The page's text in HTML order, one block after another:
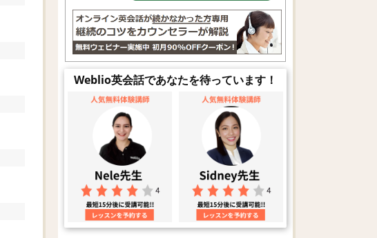
Weblio英会話であなたを待っています！